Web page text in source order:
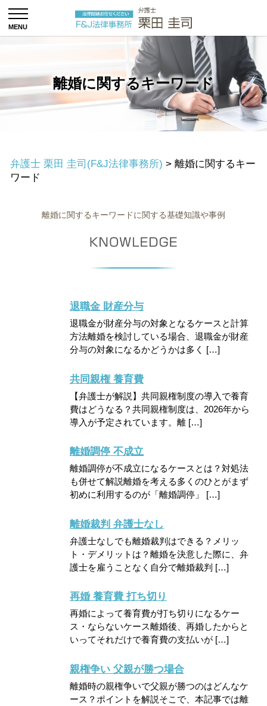
離婚に関するキーワード
弁護士 栗田 圭司(F&J法律事務所) > 離婚に関するキー
ワード
離婚に関するキーワードに関する基礎知識や事例
退職金 財産分与
退職金が財産分与の対象となるケースと計算
方法離婚を検討している場合、退職金が財産
分与の対象になるかどうかは多く […]
共同親権 養育費
【弁護士が解説】共同親権制度の導入で養育
費はどうなる？共同親権制度は、2026年から
導入が予定されています。離 […]
離婚調停 不成立
離婚調停が不成立になるケースとは？対処法
も併せて解説離婚を考える多くのひとがまず
初めに利用するのが「離婚調停」 […]
離婚裁判 弁護士なし
弁護士なしでも離婚裁判はできる？メリッ
ト・デメリットは？離婚を決意した際に、弁
護士を雇うことなく自分で離婚裁判 […]
再婚 養育費 打ち切り
再婚によって養育費が打ち切りになるケー
ス・ならないケース離婚後、再婚したからと
いってそれだけで養育費の支払いが […]
親権争い 父親が勝つ場合
離婚時の親権争いで父親が勝つのはどんなケ
ース？ポイントを解説そこで、本記事では離